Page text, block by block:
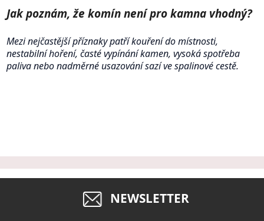
Jak poznám, že komín není pro kamna vhodný?
Mezi nejčastější příznaky patří kouření do místnosti,
nestabilní hoření, časté vypínání kamen, vysoká spotřeba
paliva nebo nadměrné usazování sazí ve spalinové cestě.
NEWSLETTER